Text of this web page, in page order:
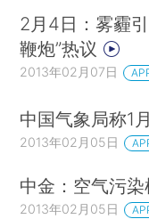
2月4日：雾霾
鞭炮”热议
2013年02月07日
中国气象局称1
2013年02月05日
中金：空气污
2013年02月05日